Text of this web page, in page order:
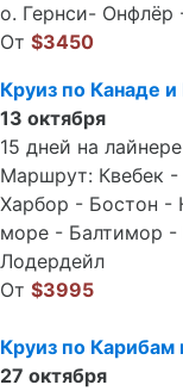
о. Гернси-
От $3450
Круиз по Канаде
13 октября
15 дней на лайнере
Маршрут: Квебек
Харбор - Бостон
море - Балтимор
Лодердейл
От $3995
Круиз по
27 октября